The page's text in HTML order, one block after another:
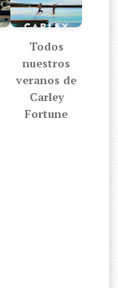
Todos
nuestros
veranos de
Carley
Fortune